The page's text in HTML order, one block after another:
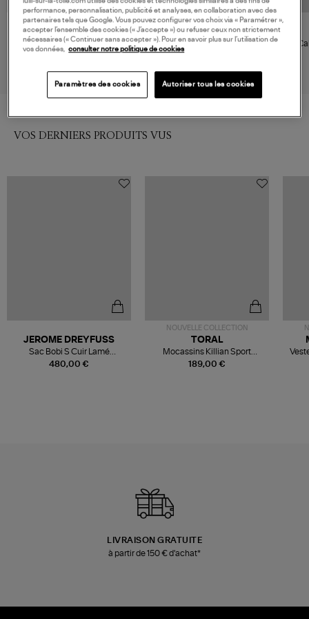
459,00 €
DRAGON DIFFUSION
Sac Santa Cano Cuir Fuchsia
NOUVELLE COLLECTION
DRAGON DIFFUSION
Sac Santa Croce Small Cuir
VOS DERNIERS PRODUITS VUS
480,00 €
JEROME DREYFUSS
Sac Bobi S Cuir Lamé
Champagne
NOUVELLE COLLECTION
189,00 €
TORAL
Mocassins Killian Sport
Mousse
LIVRAISON GRATUITE
à partir de 150 € d'achat*
performance, personnalisation, publicité et analyses, en collaboration avec des
partenaires tels que Google. Vous pouvez configurer vos choix via « Paramétrer »,
accepter l’ensemble des cookies (« J’accepte ») ou refuser ceux non strictement
nécessaires (« Continuer sans accepter »). Pour en savoir plus sur l’utilisation de
vos données,
consulter notre politique de cookies
Paramètres des cookies Autoriser tous les cookies